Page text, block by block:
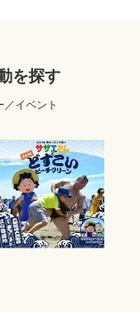
を探す
イベント